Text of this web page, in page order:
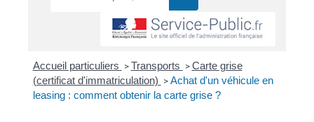
Accueil particuliers > Transports > Carte grise
(certificat d'immatriculation) > Achat d'un véhicule en
leasing : comment obtenir la carte grise ?